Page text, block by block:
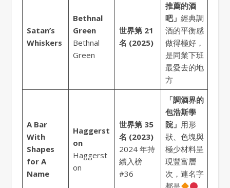
Satan’s
Whiskers
Bethnal
Green
Bethnal
Green
世界第 21
名 (2025)
推薦的酒
吧」 經典調
酒的平衡感
做得極好，
是同業下班
最愛去的地
方
A Bar
With
Shapes
for A
Name
Haggerst
on
Haggerst
on
世界第 35
名 (2023)
2024 年持
續入榜
#36
「調酒界的
包浩斯學
院」 用形
狀、色塊與
極少材料呈
現豐富層
次，連名字